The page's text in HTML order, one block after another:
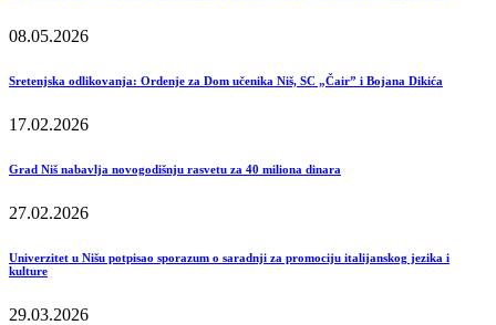
08.05.2026
Sretenjska odlikovanja: Ordenje za Dom učenika Niš, SC „Čair” i Bojana Dikića
17.02.2026
Grad Niš nabavlja novogodišnju rasvetu za 40 miliona dinara
27.02.2026
Univerzitet u Nišu potpisao sporazum o saradnji za promociju italijanskog jezika i
kulture
29.03.2026